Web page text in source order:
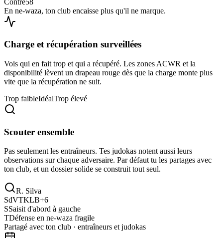
Contre58
En ne-waza, ton club encaisse plus qu'il ne marque.
Charge et récupération surveillées
Vois qui en fait trop et qui a récupéré. Les zones ACWR et la
disponibilité lèvent un drapeau rouge dès que la charge monte plus
vite que la récupération ne suit.
Trop faibleIdéalTrop élevé
Scouter ensemble
Pas seulement les entraîneurs. Tes judokas notent aussi leurs
observations sur chaque adversaire. Par défaut tu les partages avec
ton club, et un dossier solide se construit tout seul.
R. Silva
SdVTKLB+6
SSaisit d'abord à gauche
TDéfense en ne-waza fragile
Partagé avec ton club · entraîneurs et judokas